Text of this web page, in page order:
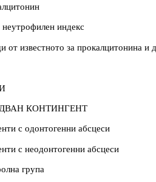
индекс
от известното за прокалцитонина и
КОНТИНГЕНТ
с одонтогенни абсцеси
с неодонтогенни абсцеси
група